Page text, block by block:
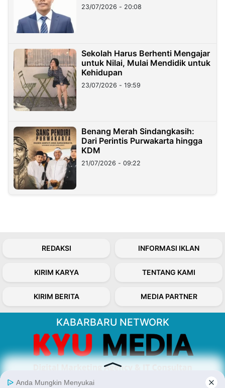
23/07/2026 - 20:08
Sekolah Harus Berhenti Mengajar
untuk Nilai, Mulai Mendidik untuk
Kehidupan
23/07/2026 - 19:59
Benang Merah Sindangkasih:
Dari Perintis Purwakarta hingga
KDM
21/07/2026 - 09:22
REDAKSI INFORMASI IKLAN
KIRIM KARYA TENTANG KAMI
KIRIM BERITA MEDIA PARTNER
KABARBARU NETWORK
About Our Kabarbaru.co